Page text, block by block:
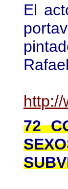
El
http://
72